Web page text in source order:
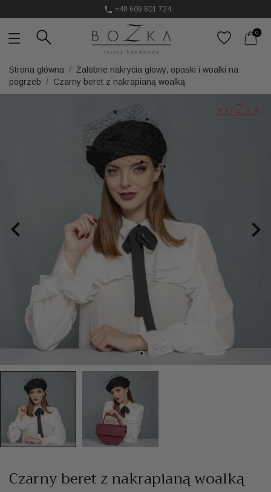
Ozdoby do włosów, które podkręcają stylizację
Powstają w Polsce z dużym udziałem pracy ręcznej
Twój znak rozpoznawczy. Nie kolejny dodatek
0
Strona główna
Żałobne nakrycia głowy, opaski i woalki na
pogrzeb
Czarny beret z nakrapianą woalką
 
Czarny beret z nakrapianą woalką